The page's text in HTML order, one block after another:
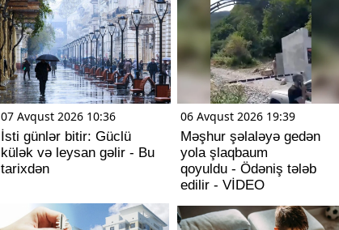
07 Avqust 2026 10:36
İsti günlər bitir: Güclü
külək və leysan gəlir - Bu
tarixdən
06 Avqust 2026 19:39
Məşhur şəlaləyə gedən
yola şlaqbaum
qoyuldu - Ödəniş tələb
edilir - VİDEO